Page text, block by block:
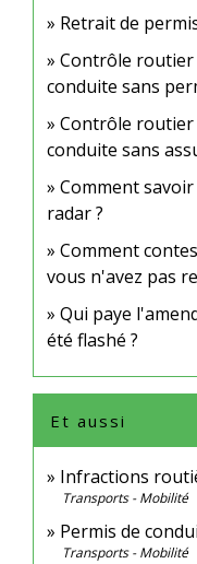
Retrait de
Contrôle routier
conduite sans
Contrôle routier
conduite sans
Comment
radar ?
Comment
vous n'avez pas
Qui paye
été flashé ?
Et aussi
Infractions
Transports - Mobilité
Permis de
Transports - Mobilité